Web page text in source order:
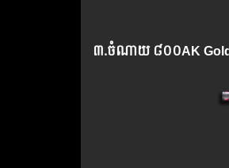
៣.​ចំណាយ ៨០០AK